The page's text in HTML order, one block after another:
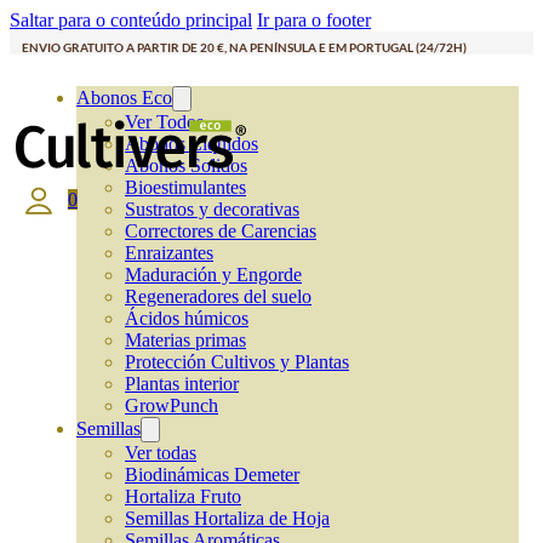
Saltar para o conteúdo principal Ir para o footer
ENVIO GRATUITO A PARTIR DE 20 €, NA PENÍNSULA E EM PORTUGAL (24/72H)
Abonos Eco
Ver Todos
Abonos Líquidos
Abonos Solidos
Bioestimulantes
Sustratos y decorativas
Correctores de Carencias
Enraizantes
Maduración y Engorde
Regeneradores del suelo
Ácidos húmicos
Materias primas
Protección Cultivos y Plantas
Plantas interior
GrowPunch
Semillas
Ver todas
Biodinámicas Demeter
Hortaliza Fruto
Semillas Hortaliza de Hoja
0